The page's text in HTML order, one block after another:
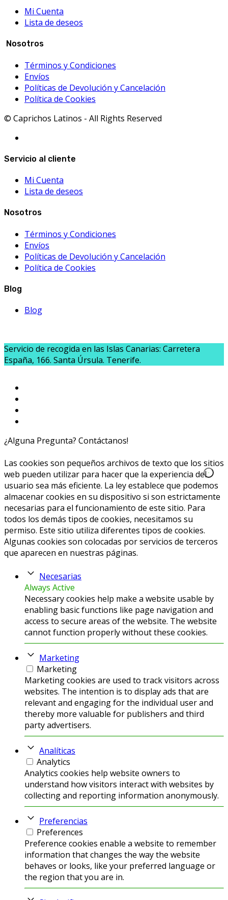
Mi Cuenta
Lista de deseos
Nosotros
Términos y Condiciones
Envíos
Políticas de Devolución y Cancelación
Política de Cookies
© Caprichos Latinos - All Rights Reserved
Servicio al cliente
Mi Cuenta
Lista de deseos
Nosotros
Términos y Condiciones
Envíos
Políticas de Devolución y Cancelación
Política de Cookies
Blog
Blog
Servicio de recogida en las Islas Canarias: Carretera
España, 166. Santa Úrsula. Tenerife.
¿Alguna Pregunta? Contáctanos!
Las cookies son pequeños archivos de texto que los sitios
web pueden utilizar para hacer que la experiencia del
usuario sea más eficiente. La ley establece que podemos
almacenar cookies en su dispositivo si son estrictamente
necesarias para el funcionamiento de este sitio. Para
todos los demás tipos de cookies, necesitamos su
permiso. Este sitio utiliza diferentes tipos de cookies.
Algunas cookies son colocadas por servicios de terceros
que aparecen en nuestras páginas.
Necesarias
Always Active
Necessary cookies help make a website usable by
enabling basic functions like page navigation and
access to secure areas of the website. The website
cannot function properly without these cookies.
Marketing
Marketing
Marketing cookies are used to track visitors across
websites. The intention is to display ads that are
relevant and engaging for the individual user and
thereby more valuable for publishers and third
party advertisers.
Analíticas
Analytics
Analytics cookies help website owners to
understand how visitors interact with websites by
collecting and reporting information anonymously.
Preferencias
Preferences
Preference cookies enable a website to remember
information that changes the way the website
behaves or looks, like your preferred language or
the region that you are in.